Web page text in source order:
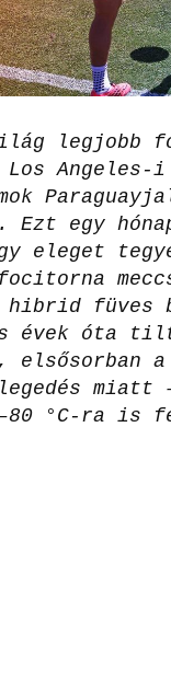
legjobb
Angeles-
Ezt egy
eleget
hibrid füves
évek óta
elsősorban
miatt
°C-ra is